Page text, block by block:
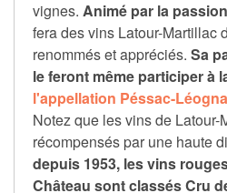
vignes. Animé par la
fera des vins Latour-Martillac
renommés et appréciés. Sa
le feront même participer à
l'appellation Péssac-
Notez que les vins de Latour-
récompensés par une haute
depuis 1953, les vins
Château sont classés Cru